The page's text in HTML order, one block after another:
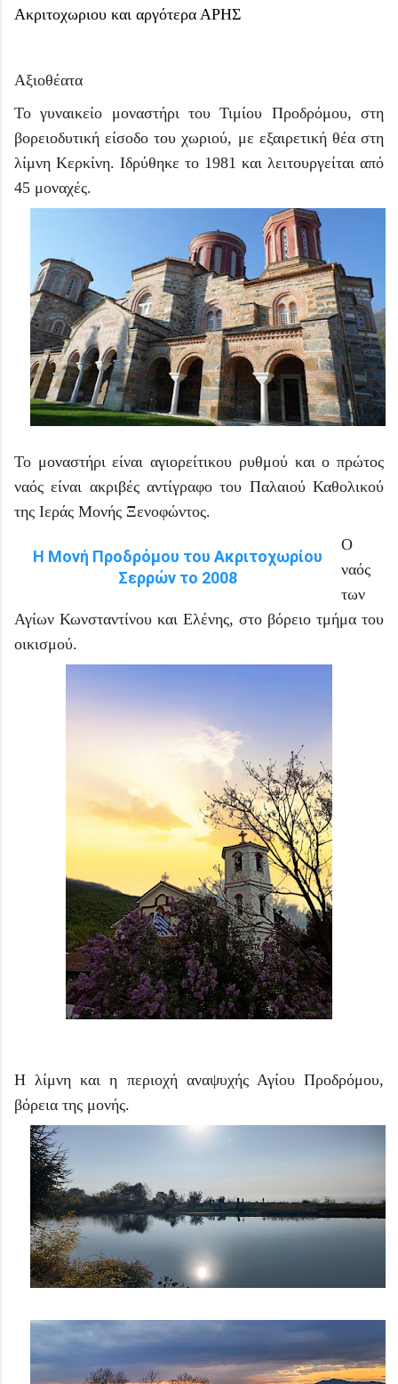
Ακριτοχωριου και αργότερα ΑΡΗΣ
Αξιοθέατα
Το γυναικείο μοναστήρι του Τιμίου Προδρόμου, στη
βορειοδυτική είσοδο του χωριού, με εξαιρετική θέα στη
λίμνη Κερκίνη. Ιδρύθηκε το 1981 και λειτουργείται από
45 μοναχές.
Το μοναστήρι είναι αγιορείτικου ρυθμού και ο πρώτος
ναός είναι ακριβές αντίγραφο του Παλαιού Καθολικού
της Ιεράς Μονής Ξενοφώντος.
Η Μονή Προδρόμου του Ακριτοχωρίου
Σερρών το 2008
Ο
ναός
των
Αγίων Κωνσταντίνου και Ελένης, στο βόρειο τμήμα του
οικισμού.
Η λίμνη και η περιοχή αναψυχής Αγίου Προδρόμου,
βόρεια της μονής.